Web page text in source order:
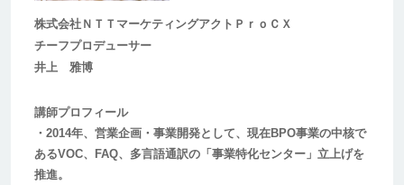
株式会社ＮＴＴマーケティングアクトＰｒｏＣＸ
チーフプロデューサー
井上 雅博
講師プロフィール
・2014年、営業企画・事業開発として、現在BPO事業の中核で
あるVOC、FAQ、多言語通訳の「事業特化センター」立上げを
推進。